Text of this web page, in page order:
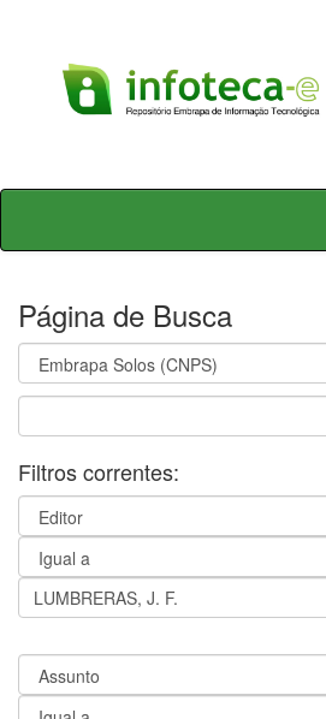
Skip
Página de Busca
Filtros correntes: